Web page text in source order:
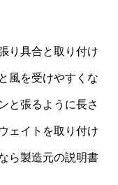
り具合と取り付け
風を受けやすくな
と張るように長さ
ェイトを取り付け
ら製造元の説明書